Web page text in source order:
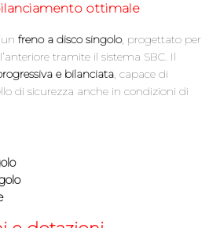
ottimale
freno a disco singolo, progettato per
tramite il sistema SBC. Il
e bilanciata, capace di
di sicurezza anche in condizioni di